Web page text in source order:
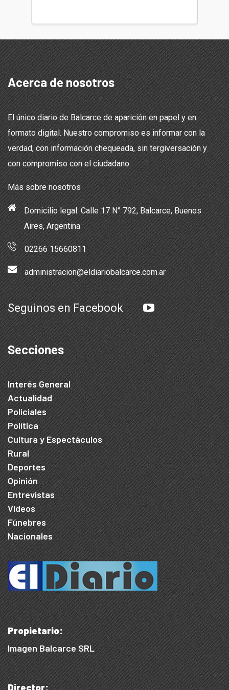
Acerca de nosotros
El único diario de Balcarce de aparición en papel y en
formato digital. Nuestro compromiso es informar con la
verdad, con información chequeada, sin tergiversación y
con compromiso con el ciudadano.
Más sobre nosotros
Domicilio legal: Calle 17 N° 792, Balcarce, Buenos
Aires, Argentina
02266 15660811
administracion@eldiariobalcarce.com.ar
Seguinos en Facebook
Secciones
Interés General
Actualidad
Policiales
Política
Cultura y Espectáculos
Rural
Deportes
Opinión
Entrevistas
Videos
Fúnebres
Nacionales
Propietario:
Imagen Balcarce SRL
Director: